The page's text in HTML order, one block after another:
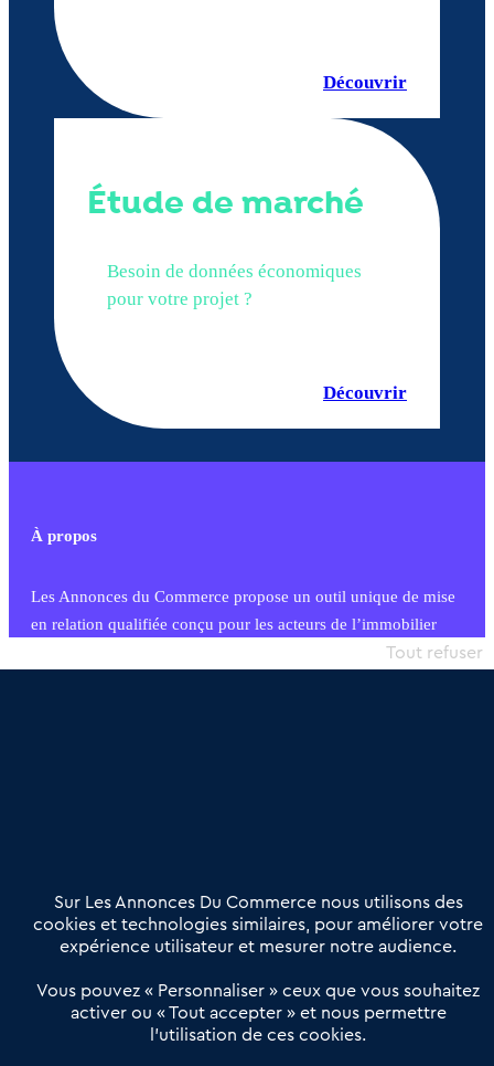
Découvrir
Étude de marché
Besoin de données économiques
pour votre projet ?
Découvrir
À propos
Les Annonces du Commerce propose un outil unique de mise
en relation qualifiée conçu pour les acteurs de l’immobilier
commercial et les collectivités territoriales, simple et intégrant
Offres Pro
Actualités
Qui sommes nous ?
Derniers articles
Réseau 3C : un partenaire national dédié aux transactions
Sur Les Annonces Du Commerce nous utilisons des
cookies et technologies similaires, pour améliorer votre
expérience utilisateur et mesurer notre audience.
Vous pouvez « Personnaliser » ceux que vous souhaitez
activer ou « Tout accepter » et nous permettre
l’utilisation de ces cookies.
Tout refuser